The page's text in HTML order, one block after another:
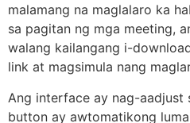
malamang na maglalaro ka
sa pagitan ng mga meeting,
walang kailangang i-
link at magsimula nang
Ang interface ay nag-aadjust
button ay awtomatikong